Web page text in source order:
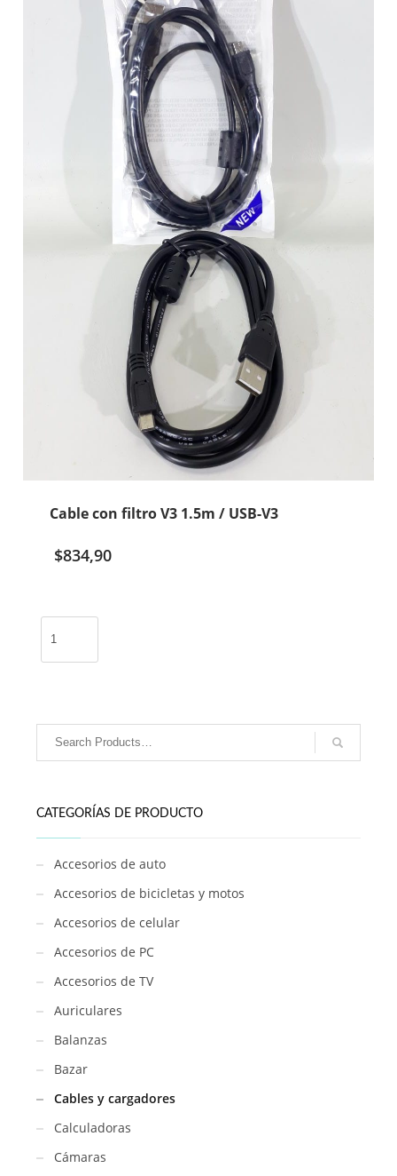
Cable con filtro V3 1.5m / USB-V3
$834,90
filtro
CATEGORÍAS DE PRODUCTO
Accesorios de auto
Accesorios de bicicletas y motos
Accesorios de celular
Accesorios de PC
Accesorios de TV
Auriculares
Balanzas
Bazar
Cables y cargadores
Calculadoras
Cámaras